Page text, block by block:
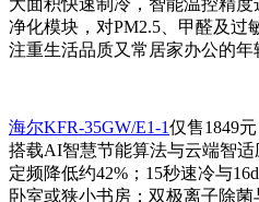
大面积快速制冷，智能温控精
净化模块，对PM2.5、甲醛及过
注重生活品质又常居家办公的年
海尔KFR-35GW/E1-1仅售1849
搭载AI智慧节能算法与云端智
定频降低约42%；15秒速冷与
卧室或狭小书房；双极离子除